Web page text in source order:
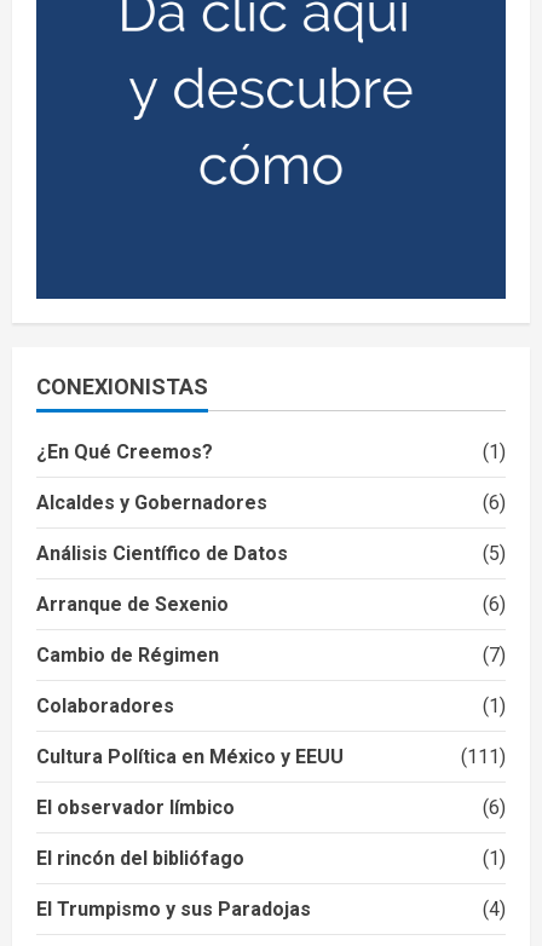
CONEXIONISTAS
¿En Qué Creemos? (1)
Alcaldes y Gobernadores (6)
Análisis Científico de Datos (5)
Arranque de Sexenio (6)
Cambio de Régimen (7)
Colaboradores (1)
Cultura Política en México y EEUU (111)
El observador límbico (6)
El rincón del bibliófago (1)
El Trumpismo y sus Paradojas (4)